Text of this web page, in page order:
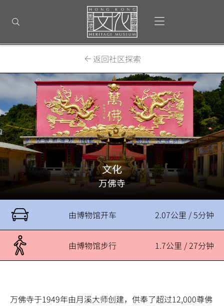
部
打开搜索
首
页
打开选单
返回社区探索
文化
万佛寺
由博物馆开车 2.07公里 / 5分钟
由博物馆步行 1.7公里 / 27分钟
万佛寺于1949年由月溪大师创建，供奉了超过12,000尊佛